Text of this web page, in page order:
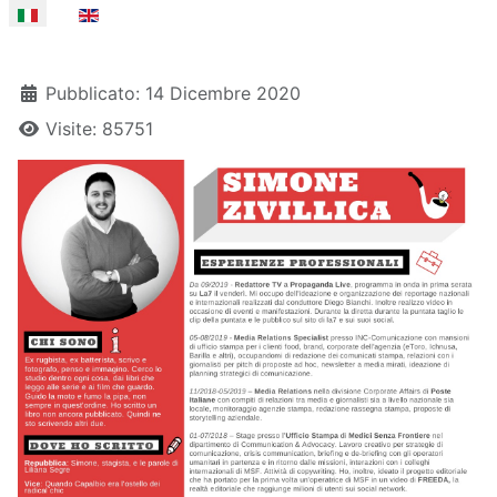
Seleziona la tua lingua
Dettagli
Pubblicato: 14 Dicembre 2020
Visite: 85751